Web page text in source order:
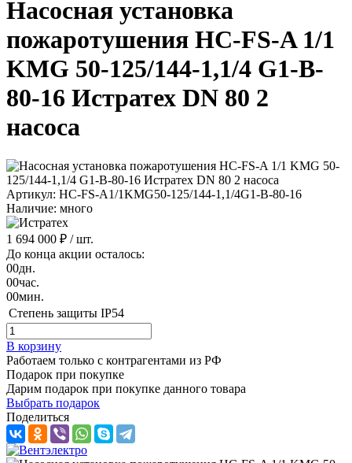
Насосная установка
пожаротушения HC-FS-A 1/1
KMG 50-125/144-1,1/4 G1-B-
80-16 Истратех DN 80 2
насоса
Артикул: HC-FS-A1/1KMG50-125/144-1,1/4G1-B-80-16
Наличие: много
1 694 000 ₽ / шт.
До конца акции осталось:
00дн.
00час.
00мин.
Степень защиты IP54
В корзину
Работаем только с контрагентами из РФ
Подарок при покупке
Дарим подарок при покупке данного товара
Выбрать подарок
Поделиться